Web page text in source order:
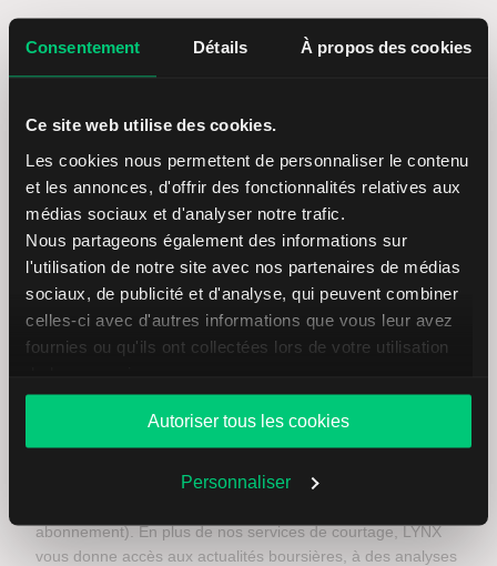
Consentement Détails À propos des cookies
Ce site web utilise des cookies.
Les cookies nous permettent de personnaliser le contenu
et les annonces, d'offrir des fonctionnalités relatives aux
médias sociaux et d'analyser notre trafic.
Nous partageons également des informations sur
l'utilisation de notre site avec nos partenaires de médias
sociaux, de publicité et d'analyse, qui peuvent combiner
celles-ci avec d'autres informations que vous leur avez
fournies ou qu'ils ont collectées lors de votre utilisation
Autoriser tous les cookies
Personnaliser
Entrez en contact avec nous
(+33) 09 75 18 73 93
Du lundi au vendredi de 08h30 à 18h00
E-mail :info@lynxbroker.fror Contact form
Depuis 2006, LYNX est le courtier en ligne des investisseurs
d’instruments financiers via un compte d’investissement
trading dotée d’outils d’analyse, d’applications de trading et
abonnement). En plus de nos services de courtage, LYNX
vous donne accès aux actualités boursières, à des analyses